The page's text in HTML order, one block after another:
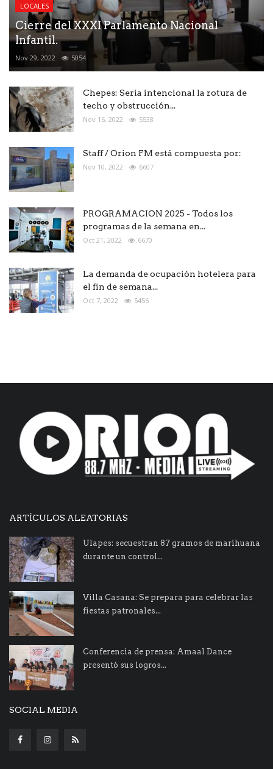
LOCALES
Cierre del XXXI Parlamento Nacional
Infantil.
Nov 29, 2022 5054
Chepes: Seria intencional la rotura de
techo y obstrucción...
Nov 16, 2022 5538
Staff / Orion FM está compuesta por:
Nov 10, 2022 6607
PROGRAMACION 2025 - Todos los
programas de la semana en...
Oct 21, 2022 6670
La demanda de ocupación hotelera para
el fin de semana...
Oct 7, 2022 5456
ARTÍCULOS ALEATORIAS
Ulapes: secuestran 87 gramos de marihuana
durante un control...
Villa Casana: Se prepara para celebrar las
fiestas patronales...
Conferencia de prensa: Amaal Dance
presentó sus logros...
SOCIAL MEDIA